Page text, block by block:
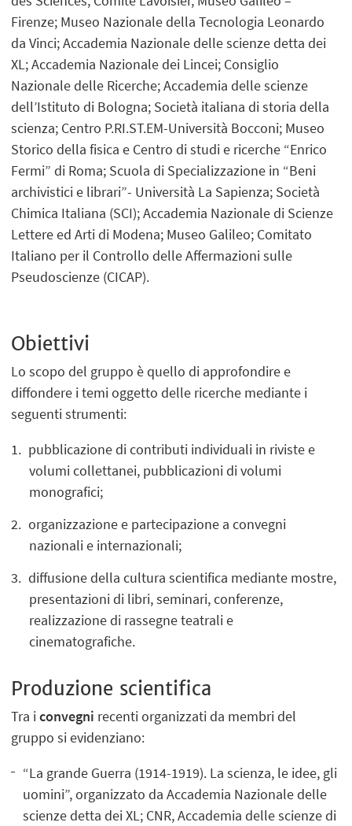
Firenze; Museo Nazionale della Tecnologia Leonardo
da Vinci; Accademia Nazionale delle scienze detta dei
XL; Accademia Nazionale dei Lincei; Consiglio
Nazionale delle Ricerche; Accademia delle scienze
dell’Istituto di Bologna; Società italiana di storia della
scienza; Centro P.RI.ST.EM-Università Bocconi; Museo
Storico della fisica e Centro di studi e ricerche “Enrico
Fermi” di Roma; Scuola di Specializzazione in “Beni
archivistici e librari”- Università La Sapienza; Società
Chimica Italiana (SCI); Accademia Nazionale di Scienze
Lettere ed Arti di Modena; Museo Galileo; Comitato
Italiano per il Controllo delle Affermazioni sulle
Pseudoscienze (CICAP).
Obiettivi
Lo scopo del gruppo è quello di approfondire e
diffondere i temi oggetto delle ricerche mediante i
seguenti strumenti:
pubblicazione di contributi individuali in riviste e
volumi collettanei, pubblicazioni di volumi
monografici;
organizzazione e partecipazione a convegni
nazionali e internazionali;
diffusione della cultura scientifica mediante mostre,
presentazioni di libri, seminari, conferenze,
realizzazione di rassegne teatrali e
cinematografiche.
Produzione scientifica
Tra iconvegni recenti organizzati da membri del
gruppo si evidenziano:
“La grande Guerra (1914-1919). La scienza, le idee, gli
uomini”, organizzato da Accademia Nazionale delle
scienze detta dei XL; CNR, Accademia delle scienze di